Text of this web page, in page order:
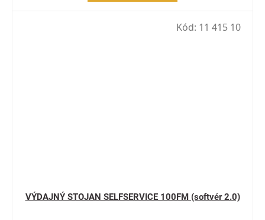
VÝDAJNÝ STOJAN SELFSERVICE 100FM (softvér 2.0)
Kód: 11 415 10